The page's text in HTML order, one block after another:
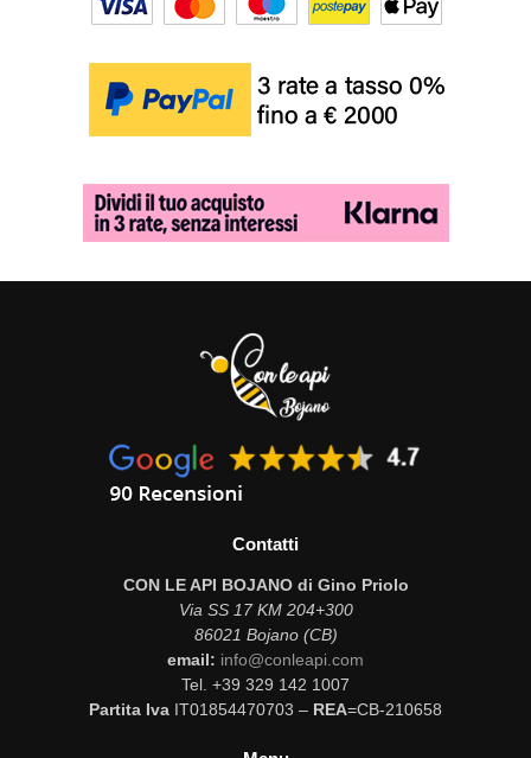
Contatti
CON LE API BOJANO di Gino Priolo
Via SS 17 KM 204+300
86021 Bojano (CB)
email: info@conleapi.com
Tel. +39 329 142 1007
Partita Iva IT01854470703 – REA=CB-210658